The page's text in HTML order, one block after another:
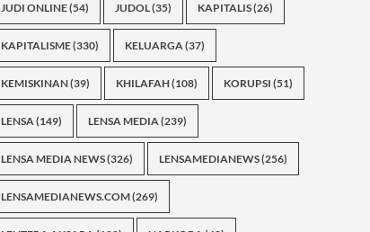
JUDI ONLINE(54) JUDOL(35) KAPITALIS(26)
KAPITALISME(330) KELUARGA(37)
KEMISKINAN(39) KHILAFAH(108) KORUPSI (51)
LENSA(149) LENSA MEDIA(239)
LENSA MEDIA NEWS(326) LENSAMEDIANEWS(256)
LENSAMEDIANEWS.COM(269)